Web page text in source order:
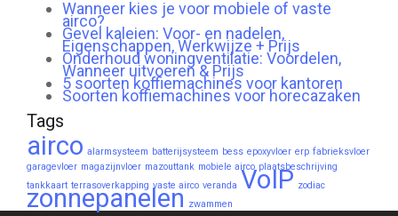
Wanneer kies je voor mobiele of vaste
airco?
Gevel kaleien: Voor- en nadelen,
Eigenschappen, Werkwijze + Prijs
Onderhoud woningventilatie: Voordelen,
Wanneer uitvoeren & Prijs
5 soorten koffiemachines voor kantoren
Soorten koffiemachines voor horecazaken
Tags
airco alarmsysteem batterijsysteem bess epoxyvloer erp fabrieksvloer
garagevloer magazijnvloer mazouttank mobiele airco plaatsbeschrijving
tankkaart terrasoverkapping vaste airco veranda VoIP zodiac
zonnepanelen zwammen